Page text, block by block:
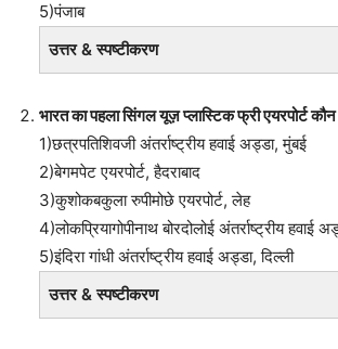
5)पंजाब
उत्तर & स्पष्टीकरण
भारत का पहला सिंगल यूज़ प्लास्टिक फ्री एयरपोर्ट
1)छत्रपतिशिवजी अंतर्राष्ट्रीय हवाई अड्डा, मुंबई
2)बेगमपेट एयरपोर्ट, हैदराबाद
3)कुशोकबकुला रुपीमोछे एयरपोर्ट, लेह
4)लोकप्रियागोपीनाथ बोरदोलोई अंतर्राष्ट्रीय हवाई
5)इंदिरा गांधी अंतर्राष्ट्रीय हवाई अड्डा, दिल्ली
उत्तर & स्पष्टीकरण